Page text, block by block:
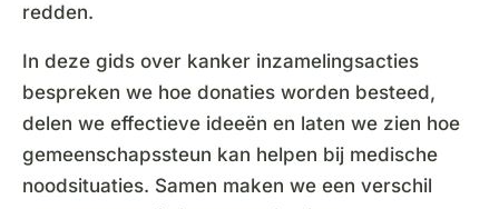
redden.
In deze gids over kanker inzamelingsacties
bespreken we hoe donaties worden besteed,
delen we effectieve ideeën en laten we zien hoe
gemeenschapssteun kan helpen bij medische
noodsituaties. Samen maken we een verschil